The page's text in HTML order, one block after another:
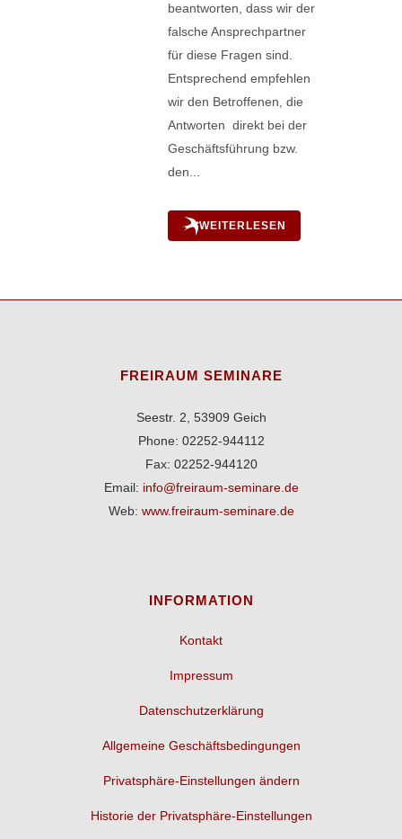
beantworten, dass wir der
falsche Ansprechpartner
für diese Fragen sind.
Entsprechend empfehlen
wir den Betroffenen, die
Antworten direkt bei der
Geschäftsführung bzw.
den...
WEITERLESEN
FREIRAUM SEMINARE
Seestr. 2, 53909 Geich
Phone: 02252-944112
Fax: 02252-944120
Email: info@freiraum-seminare.de
Web: www.freiraum-seminare.de
INFORMATION
Kontakt
Impressum
Datenschutzerklärung
Allgemeine Geschäftsbedingungen
Privatsphäre-Einstellungen ändern
Historie der Privatsphäre-Einstellungen